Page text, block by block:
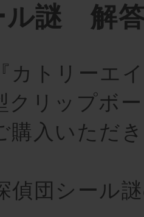
ル謎 解
カトリーエ
クリップボ
購入いただ
偵団シール